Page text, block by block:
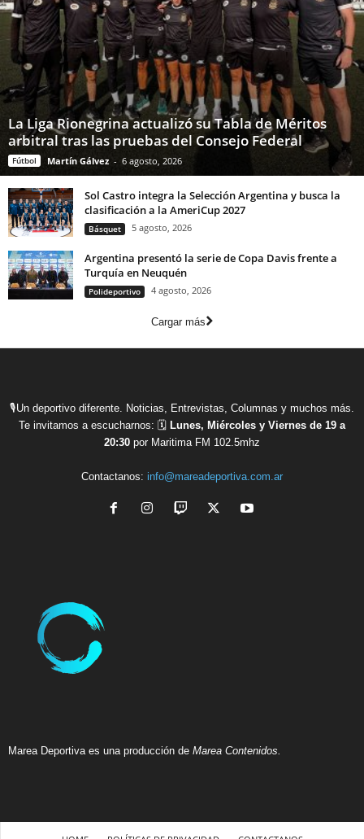
La Liga Rionegrina actualizó su Tabla de Méritos
arbitral tras las pruebas del Consejo Federal
Fútbol Martín Gálvez - 6 agosto, 2026
Sol Castro integra la Selección Argentina y busca la
clasificación a la AmeriCup 2027
Básquet 5 agosto, 2026
Argentina presentó la serie de Copa Davis frente a
Turquía en Neuquén
Polideportivo 4 agosto, 2026
Cargar más
🎙Un deportivo diferente. Noticias, Entrevistas, Columnas y muchos más.
Te invitamos a escucharnos: 🗓 Lunes, Miércoles y Viernes de 19 a
20:30 por Maritima FM 102.5mhz
Contactanos: info@mareadeportiva.com.ar
Marea Deportiva es una producción de Marea Contenidos.